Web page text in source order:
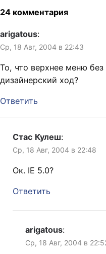
24 комментария
arigatous:
Ср, 18 Авг, 2004 в 22:43
То, что верхнее меню
дизайнерский ход?
Ответить
Стас Кулеш:
Ср, 18 Авг, 2004 в 22:48
Ок. IE 5.0?
Ответить
arigatous:
Ср, 18 Авг, 2004 в